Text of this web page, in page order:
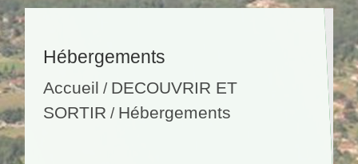
Hébergements
Accueil / DECOUVRIR ET
SORTIR / Hébergements